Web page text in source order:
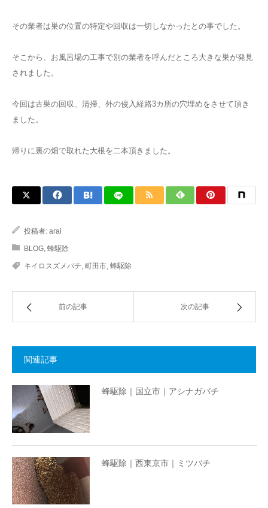
その業者は巣の位置の特定や回収は一切しなかったとの事でした。
そこから、お風呂場の工事で別の業者を呼んだところ大きな巣が発見
されました。
今回は古巣の回収、清掃、外の侵入経路3カ所の穴埋めをさせて頂き
ました。
帰りに裏の畑で取れた大根を二本頂きました。
投稿者: arai
BLOG 蜂駆除
キイロスズメバチ 町田市 蜂駆除
前の記事 次の記事
関連記事
蜂駆除｜国立市｜アシナガバチ
蜂駆除｜西東京市｜ミツバチ